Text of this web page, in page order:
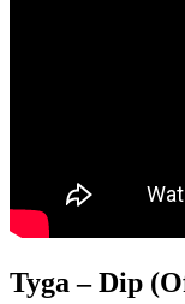
Tyga – Dip